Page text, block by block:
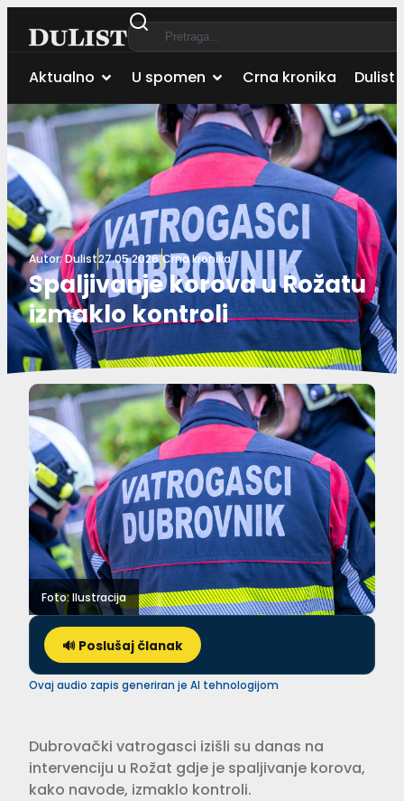
Aktualno U spomen Crna kronika Dulist
Autor:Dulist27.05.2026.Crna kronika
Spaljivanje korova u Rožatu
izmaklo kontroli
Foto: Ilustracija
🔊 Poslušaj članak
Ovaj audio zapis generiran je AI tehnologijom
Dubrovački vatrogasci izišli su danas na
intervenciju u Rožat gdje je spaljivanje korova,
kako navode, izmaklo kontroli.